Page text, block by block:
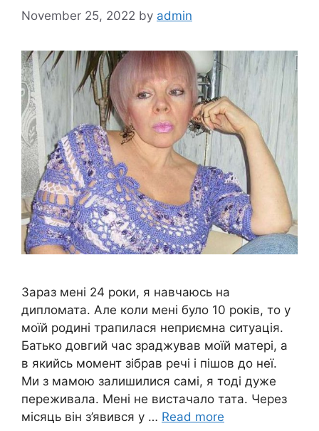
November 25, 2022 by admin
Зараз мені 24 роки, я навчаюсь на
дипломата. Але коли мені було 10 років, то у
моїй родині трапилася неприємна ситуація.
Батько довгий час зраджував моїй матері, а
в якийсь момент зібрав речі і пішов до неї.
Ми з мамою залишилися самі, я тоді дуже
переживала. Мені не вистачало тата. Через
місяць він з’явився у … Read more